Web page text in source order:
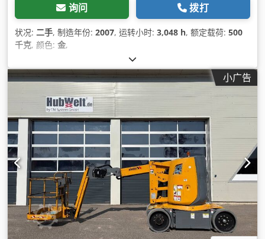
询问 拨打
状况: 二手, 制造年份: 2007, 运转小时: 3,048 h, 额定载荷: 500
千克, 颜色: 金,
小广告